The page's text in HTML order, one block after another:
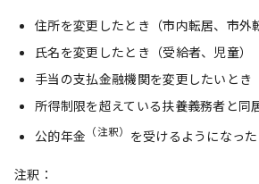
住所を変更したとき（市内転居、市外
氏名を変更したとき（受給者、児童）
手当の支払金融機関を変更したいとき
所得制限を超えている扶養義務者と同
公的年金 （注釈） を受けるようになっ
注釈：